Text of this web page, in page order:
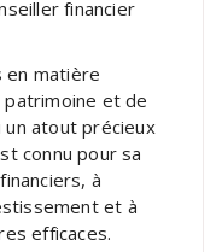
financier
en matière
et de
un atout précieux
connu pour sa
à
et à
efficaces.